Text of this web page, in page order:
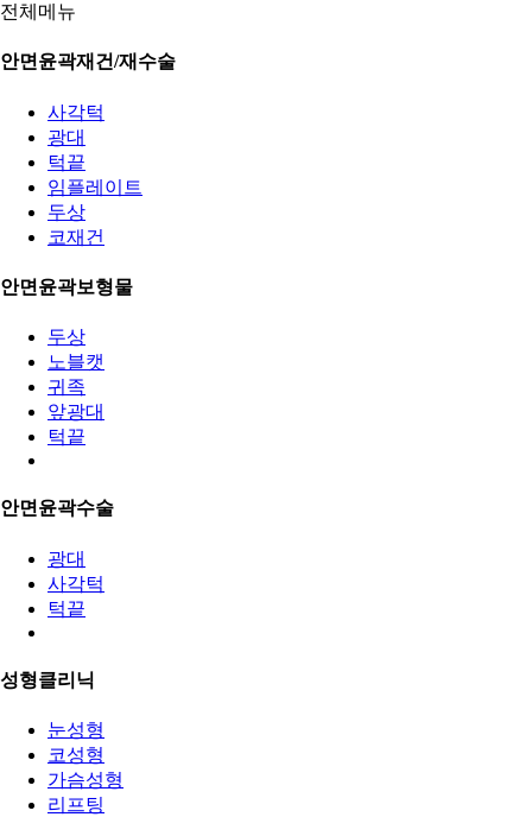
전체메뉴
안면윤곽재건/재수술
사각턱
광대
턱끝
임플레이트
두상
코재건
안면윤곽보형물
두상
노블캣
귀족
앞광대
턱끝
안면윤곽수술
광대
사각턱
턱끝
성형클리닉
눈성형
코성형
가슴성형
리프팅